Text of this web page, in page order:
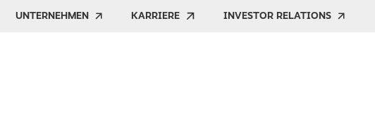
UNTERNEHMEN KARRIERE INVESTOR RELATIONS